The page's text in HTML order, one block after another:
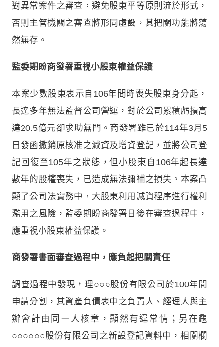
對異常案件之審查，避免股東平等原則流於形式，
否則主管機關之審查將形同虛設，其把關功能將蕩
然無存。
監委期盼商發署重視小股東權益保護
本案少數股東表示自106年間時喪失股東身分起，
長達多年無法監督公司營運，對於公司累積虧損高
達20.5億元卻求助無門。商發署雖已於114年3月5
日發函撤銷原核准之減資及增資登記，並將公司登
記回復至105年之狀態，但小股東自106年起長達
數年的股權喪失，已造成無法彌補之損失。本案凸
顯了公司法實務中，大股東利用減資程序進行權利
濫用之風險，監委期盼商發署日後在審查過程中，
應重視小股東權益保護。
商發署書面審查過程中，應負起把關責任
調查過程中發現，理○○○股份有限公司於100年間
申請分割，其資產負債表中之負責人、經理人與主
辦會計由同一人核章，顯然有違常情；另在龜
○○○○○○股份有限公司之新設登記資料中，相關欄